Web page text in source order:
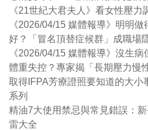
《21世紀大君夫人》看女性壓
《2026/04/15 媒體報導》明明
好？「冒名頂替症候群」成職場
《2026/04/15 媒體報導》沒生病
體重失控？專家揭「長期壓力慢
取得IFPA芳療證照要知道的大小
系列
精油7大使用禁忌與常見錯誤：
雷大全